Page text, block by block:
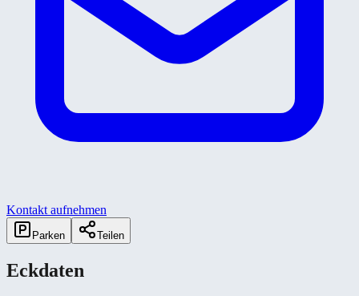
Kontakt aufnehmen
Parken Teilen
Eckdaten